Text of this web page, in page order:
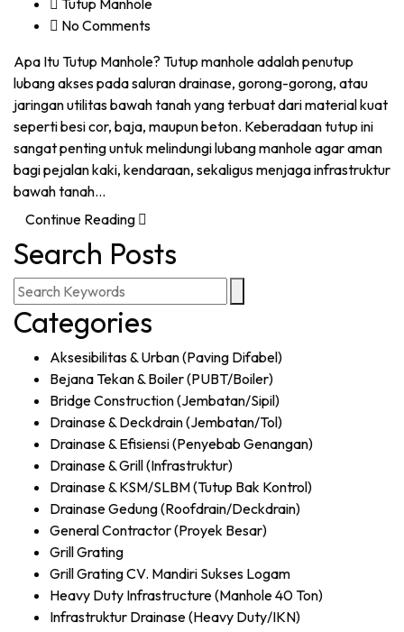
Tutup Manhole
No Comments
Apa Itu Tutup Manhole? Tutup manhole adalah penutup
lubang akses pada saluran drainase, gorong-gorong, atau
jaringan utilitas bawah tanah yang terbuat dari material kuat
seperti besi cor, baja, maupun beton. Keberadaan tutup ini
sangat penting untuk melindungi lubang manhole agar aman
bagi pejalan kaki, kendaraan, sekaligus menjaga infrastruktur
bawah tanah…
Continue Reading
Search Posts
Categories
Aksesibilitas & Urban (Paving Difabel)
Bejana Tekan & Boiler (PUBT/Boiler)
Bridge Construction (Jembatan/Sipil)
Drainase & Deckdrain (Jembatan/Tol)
Drainase & Efisiensi (Penyebab Genangan)
Drainase & Grill (Infrastruktur)
Drainase & KSM/SLBM (Tutup Bak Kontrol)
Drainase Gedung (Roofdrain/Deckdrain)
General Contractor (Proyek Besar)
Grill Grating
Grill Grating CV. Mandiri Sukses Logam
Heavy Duty Infrastructure (Manhole 40 Ton)
Infrastruktur Drainase (Heavy Duty/IKN)